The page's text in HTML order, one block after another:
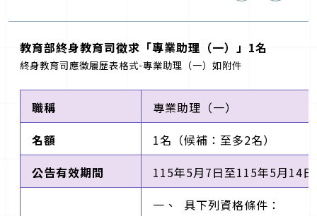
教育部終身教育司徵求「專業助理（一）」 1名
終身教育司應徵履歷表格式-專業助理（一）如附件
職稱
專業助理（一）
名額
1名（候補：至多2名）
公告有效期間
115年5月7日至115年5月14
一、 具下列資格條件：